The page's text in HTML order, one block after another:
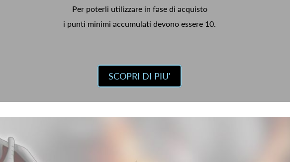
Per poterli utilizzare in fase di acquisto
i punti minimi accumulati devono essere 10.
SCOPRI DI PIU'